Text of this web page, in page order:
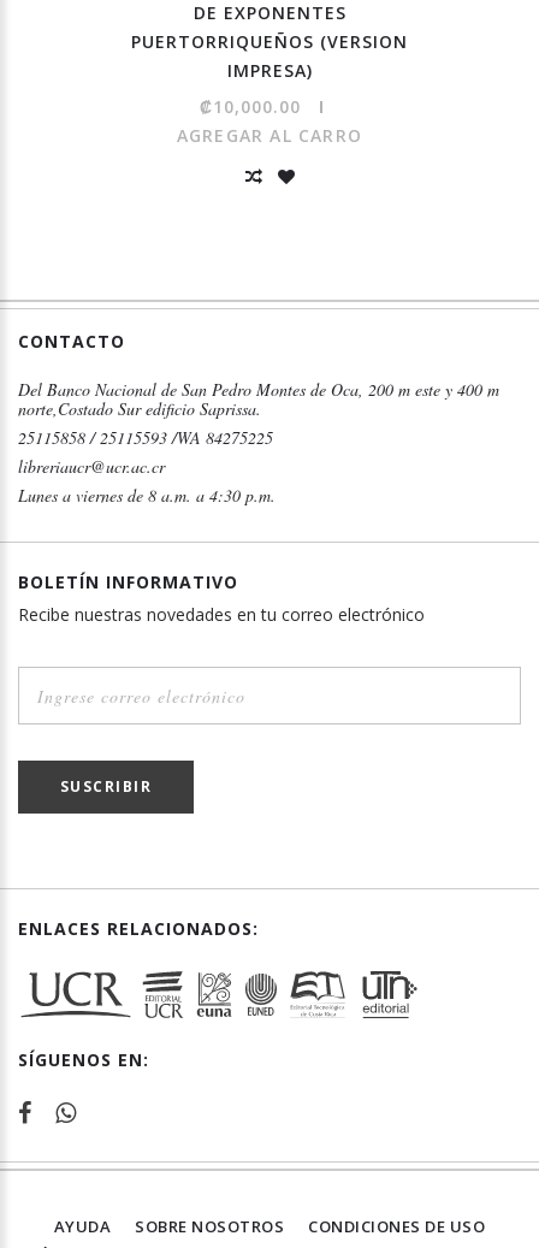
DE EXPONENTES
PUERTORRIQUEÑOS (VERSION
IMPRESA)
₡10,000.00
AGREGAR AL CARRO
CONTACTO
Del Banco Nacional de San Pedro Montes de Oca, 200 m este y 400 m
norte,Costado Sur edificio Saprissa.
25115858 / 25115593 /WA 84275225
libreriaucr@ucr.ac.cr
Lunes a viernes de 8 a.m. a 4:30 p.m.
BOLETÍN INFORMATIVO
Recibe nuestras novedades en tu correo electrónico
SUSCRIBIR
ENLACES RELACIONADOS:
SÍGUENOS EN:
AYUDA SOBRE NOSOTROS
CONDICIONES DE USO